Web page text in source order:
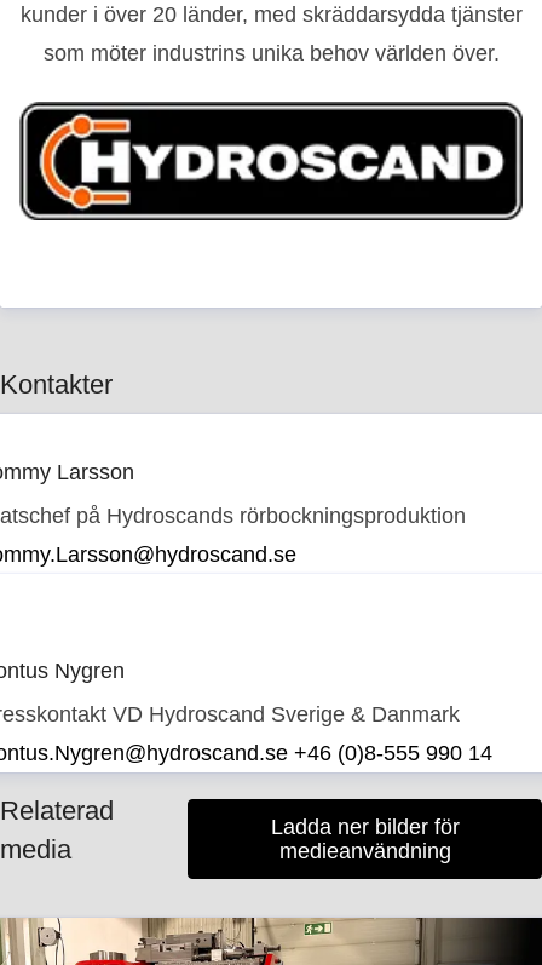
kunder i över 20 länder, med skräddarsydda tjänster
som möter industrins unika behov världen över.
Kontakter
Larsson
på Hydroscands rörbockningsproduktion
Nygren
VD Hydroscand Sverige & Danmark
+46 (0)8-555 990 14
Relaterad
media
Ladda ner bilder för
medieanvändning